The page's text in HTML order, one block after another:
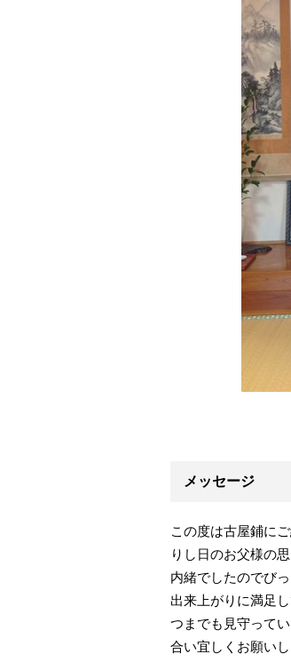
メッセージ
この度は古屋鋪に
りし日のお父様の
内緒でしたのでび
出来上がりに満足
つまでも見守って
合い宜しくお願いし